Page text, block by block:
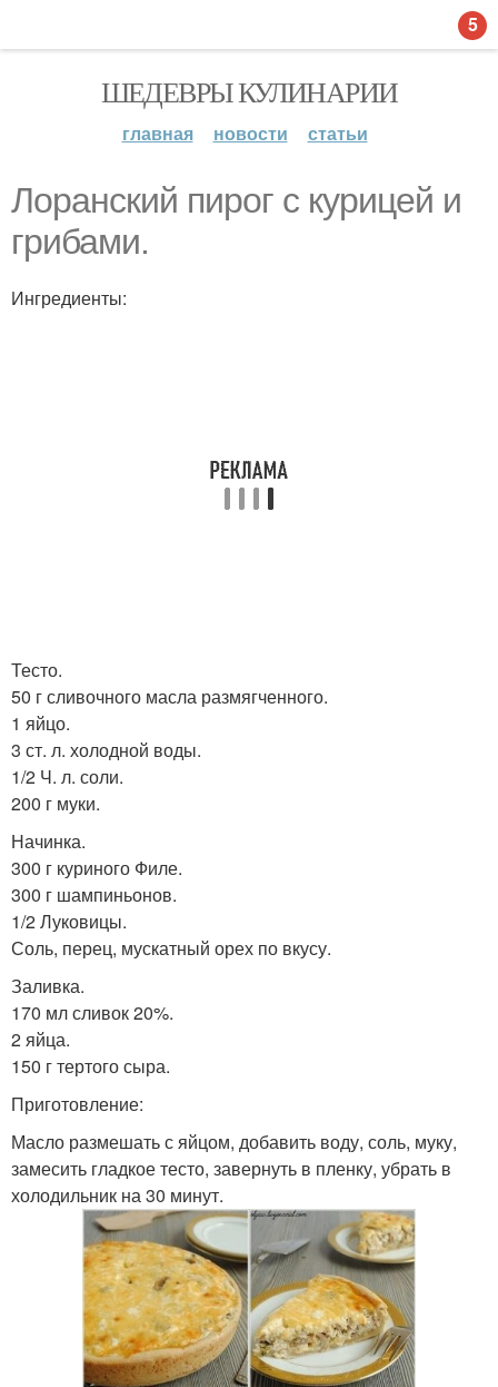
ШЕДЕВРЫ КУЛИНАРИИ
главная новости статьи
Лоранский пирог с курицей и
грибами.
Ингредиенты:
Тесто.
50 г сливочного масла размягченного.
1 яйцо.
3 ст. л. холодной воды.
1/2 Ч. л. соли.
200 г муки.
Начинка.
300 г куриного Филе.
300 г шампиньонов.
1/2 Луковицы.
Соль, перец, мускатный орех по вкусу.
Заливка.
170 мл сливок 20%.
2 яйца.
150 г тертого сыра.
Приготовление:
Масло размешать с яйцом, добавить воду, соль, муку,
замесить гладкое тесто, завернуть в пленку, убрать в
холодильник на 30 минут.
5